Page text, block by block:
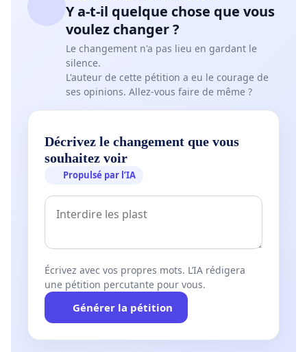
Y a-t-il quelque chose que vous
voulez changer ?
Le changement n'a pas lieu en gardant le
silence.
L'auteur de cette pétition a eu le courage de
ses opinions. Allez-vous faire de même ?
Décrivez le changement que vous
souhaitez voir
Propulsé par l’IA
Écrivez avec vos propres mots. L’IA rédigera
une pétition percutante pour vous.
Générer la pétition